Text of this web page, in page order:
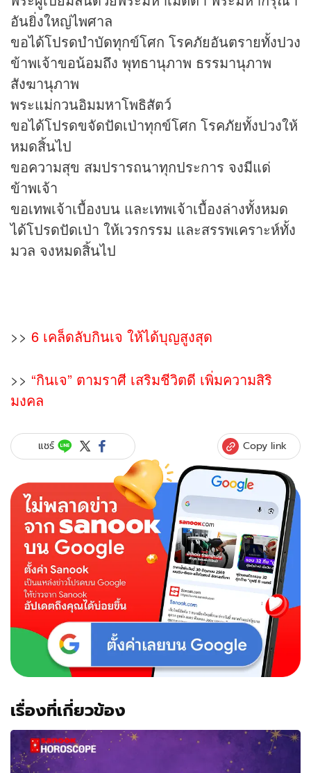
อันยิ่งใหญ่ไพศาล
ขอได้โปรดบำบัดทุกข์โศก โรคภัยอันตรายทั้งปวง
ข้าพเจ้าขอน้อมถึง พุทธานุภาพ ธรรมานุภาพ
สังฆานุภาพ
พระแม่กวนอิมมหาโพธิสัตว์
ขอได้โปรดขจัดปัดเป่าทุกข์โศก โรคภัยทั้งปวงให้
หมดสิ้นไป
ขอความสุข สมปรารถนาทุกประการ จงมีแด่
ข้าพเจ้า
ขอเทพเจ้าเบื้องบน และเทพเจ้าเบื้องล่างทั้งหมด
ได้โปรดปัดเป่า ให้เวรกรรม และสรรพเคราะห์ทั้ง
มวล จงหมดสิ้นไป
>> 6 เคล็ดลับกินเจ ให้ได้บุญสูงสุด
>> “กินเจ” ตามราศี เสริมชีวิตดี เพิ่มความสิริ
มงคล
แชร์ Copy link
เรื่องที่เกี่ยวข้อง